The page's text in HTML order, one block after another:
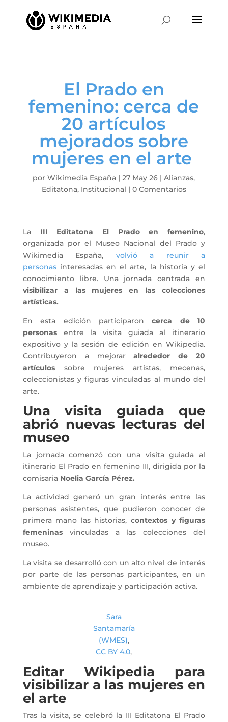
El Prado en
femenino: cerca de
20 artículos
mejorados sobre
mujeres en el arte
porWikimedia España |27 May 26 |Alianzas,
Editatona, Institucional | 0 Comentarios
La III Editatona El Prado en femenino,
organizada por el Museo Nacional del Prado y
Wikimedia España, volvió a reunir a
personasinteresadas en el arte, la historia y el
conocimiento libre. Una jornada centrada en
visibilizar a las mujeres en las colecciones
artísticas.
En esta edición participaroncerca de 10
personasentre la visita guiada al itinerario
expositivo y la sesión de edición en Wikipedia.
Contribuyeron a mejoraralrededor de 20
artículossobre mujeres artistas, mecenas,
coleccionistas y figuras vinculadas al mundo del
arte.
Una visita guiada que
abrió nuevas lecturas del
museo
La jornada comenzó con una visita guiada al
itinerario El Prado en femenino III, dirigida por la
comisaria Noelia García Pérez.
La actividad generó un gran interés entre las
personas asistentes, que pudieron conocer de
primera mano las historias, contextos y figuras
femeninasvinculadas a las colecciones del
museo.
La visita se desarrolló con un alto nivel de interés
por parte de las personas participantes, en un
ambiente de aprendizaje y participación activa.
Sara
Santamaría
(WMES),
CC BY 4.0,
Editar Wikipedia para
visibilizar a las mujeres en
el arte
Tras la visita, se celebró la III Editatona El Prado